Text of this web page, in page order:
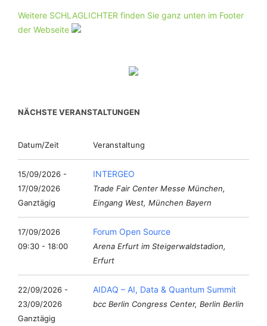
Weitere SCHLAGLICHTER finden Sie ganz unten im Footer
der Webseite
NÄCHSTE VERANSTALTUNGEN
Datum/Zeit Veranstaltung
15/09/2026 -
17/09/2026
Ganztägig
INTERGEO
Trade Fair Center Messe München,
Eingang West, München Bayern
17/09/2026
09:30 - 18:00
Forum Open Source
Arena Erfurt im Steigerwaldstadion,
Erfurt
22/09/2026 -
23/09/2026
Ganztägig
AIDAQ – AI, Data & Quantum Summit
bcc Berlin Congress Center, Berlin Berlin